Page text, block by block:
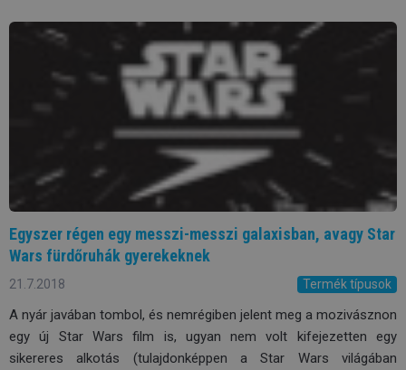
Egyszer régen egy messzi-messzi galaxisban, avagy Star
Wars fürdőruhák gyerekeknek
21.7.2018 Termék típusok
A nyár javában tombol, és nemrégiben jelent meg a mozivásznon
egy új Star Wars film is, ugyan nem volt kifejezetten egy
sikereres alkotás (tulajdonképpen a Star Wars világában